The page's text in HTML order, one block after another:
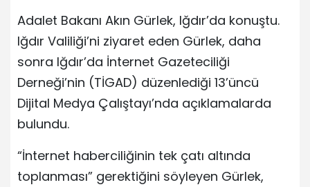
Adalet Bakanı Akın Gürlek, Iğdır’da konuştu.
Iğdır Valiliği’ni ziyaret eden Gürlek, daha
sonra Iğdır’da İnternet Gazeteciliği
Derneği’nin (TİGAD) düzenlediği 13’üncü
Dijital Medya Çalıştayı’nda açıklamalarda
bulundu.
“İnternet haberciliğinin tek çatı altında
toplanması” gerektiğini söyleyen Gürlek,